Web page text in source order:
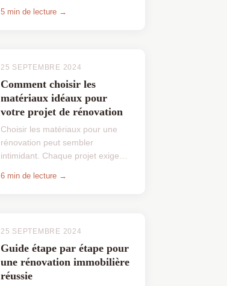
5 min de lecture →
25 SEPTEMBRE 2024
Comment choisir les
matériaux idéaux pour
votre projet de rénovation
Choisir les matériaux pour une
rénovation peut sembler
intimidant. Chaque projet exige
6 min de lecture →
25 SEPTEMBRE 2024
Guide étape par étape pour
une rénovation immobilière
réussie